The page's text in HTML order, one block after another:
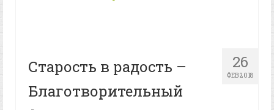
26
ФЕВ 2018
Старость в радость –
Благотворительный